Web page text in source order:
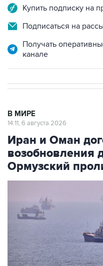
Купить подписку на
Подписаться на
Получать
канале
В МИРЕ
14:11, 6 августа 2026
Иран и Оман
возобновления
Ормузский